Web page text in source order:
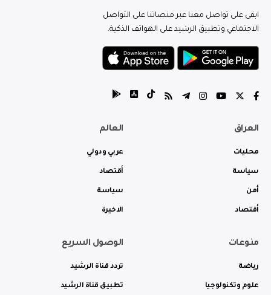
ابقى على تواصل معنا عبر منصاتنا على التواصل
الاجتماعي وتطبيق الرشيد على الهواتف الذكية.
العراق
محليات
سياسة
أمن
أقتصاد
العالم
عربي ودولي
أقتصاد
سياسة
الاخيرة
منوعات
رياضة
علوم وتكنولوجيا
الوصول السريع
تردد قناة الرشيد
تطبيق قناة الرشيد